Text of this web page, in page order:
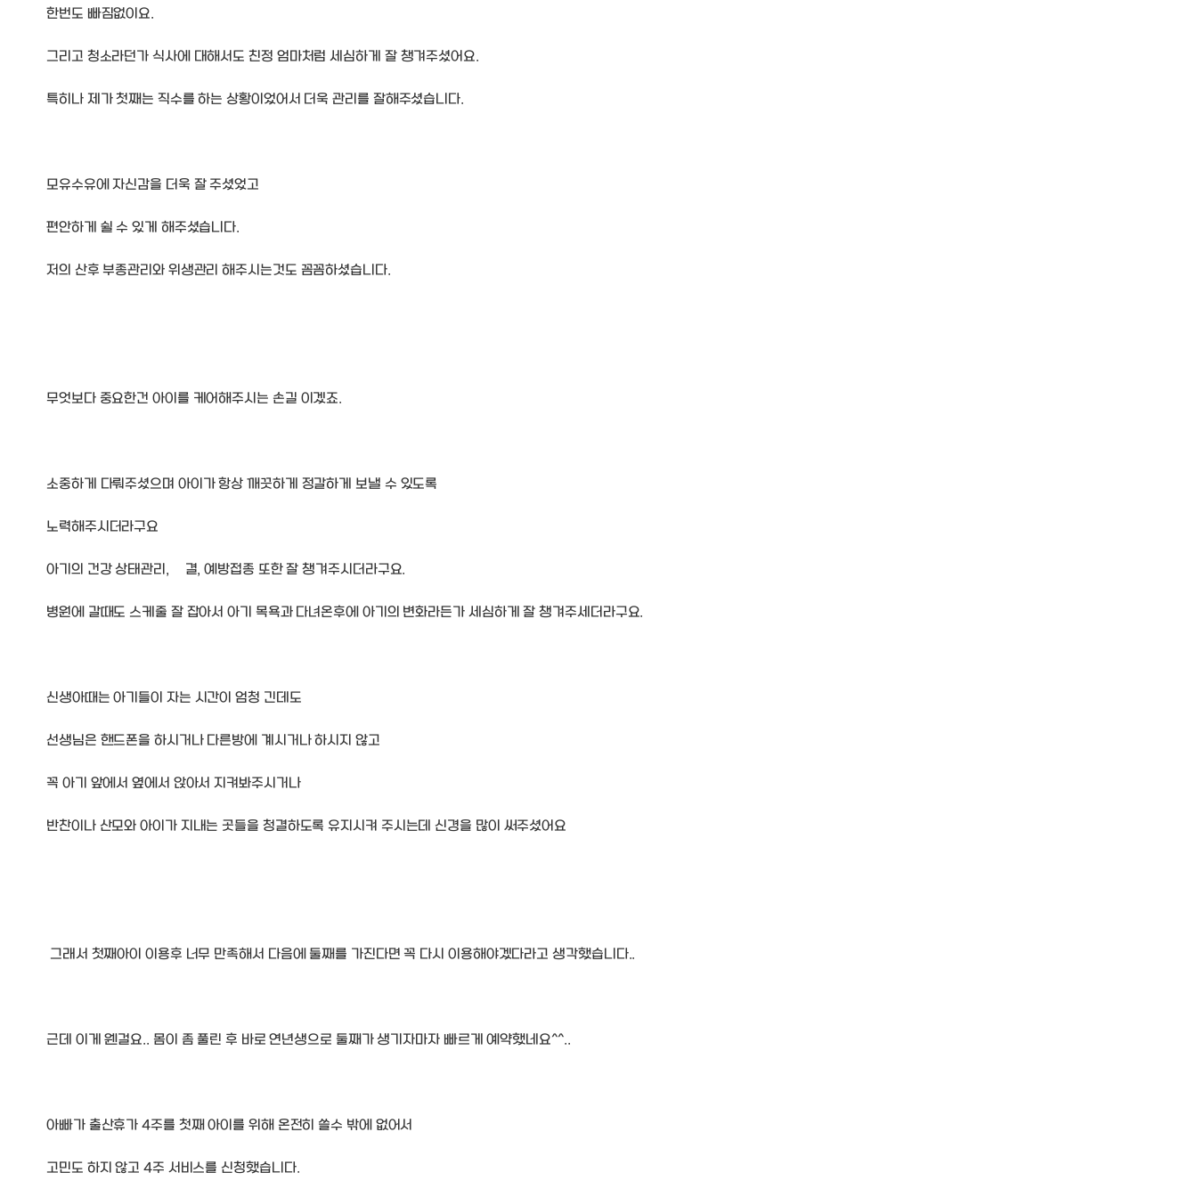
한번도 빠짐없이요.
그리고 청소라던가 식사에 대해서도 친정 엄마처럼 세심하게 잘 챙겨주셨어요.
특히나 제가 첫째는 직수를 하는 상황이었어서 더욱 관리를 잘해주셨습니다.
모유수유에 자신감을 더욱 잘 주셨었고
편안하게 쉴 수 있게 해주셨습니다.
저의 산후 부종관리와 위생관리 해주시는것도 꼼꼼하셨습니다.
무엇보다 중요한건 아이를 케어해주시는 손길 이겠죠.
소중하게 다뤄주셨으며 아이가 항상 깨끗하게 정갈하게 보낼 수 있도록
노력해주시더라구요
아기의 건강 상태관리, 쳥결, 예방접종 또한 잘 챙겨주시더라구요.
병원에 갈때도 스케줄 잘 잡아서 아기 목욕과 다녀온후에 아기의 변화라든가 세심하게 잘 챙겨주세더라구요.
신생아때는 아기들이 자는 시간이 엄청 긴데도
선생님은 핸드폰을 하시거나 다른방에 계시거나 하시지 않고
꼭 아기 앞에서 옆에서 앉아서 지켜봐주시거나
반찬이나 산모와 아이가 지내는 곳들을 청결하도록 유지시켜 주시는데 신경을 많이 써주셨어요
그래서 첫째아이 이용후 너무 만족해서 다음에 둘째를 가진다면 꼭 다시 이용해야겠다라고 생각했습니다..
근데 이게 웬걸요.. 몸이 좀 풀린 후 바로 연년생으로 둘째가 생기자마자 빠르게 예약했네요^^..
아빠가 출산휴가 4주를 첫째 아이를 위해 온전히 쓸수 밖에 없어서
고민도 하지 않고 4주 서비스를 신청했습니다.